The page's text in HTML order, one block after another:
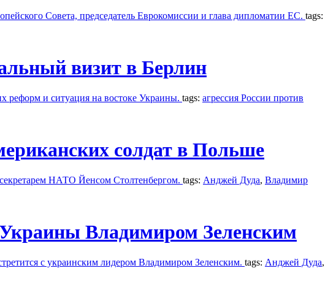
Совета, председатель Еврокомиссии и глава дипломатии ЕС. tags:
визит в Берлин
реформ и ситуация на востоке Украины. tags: агрессия России против
солдат в Польше
НАТО Йенсом Столтенбергом. tags: Анджей Дуда, Владимир
Украины Владимиром Зеленским
с украинским лидером Владимиром Зеленским. tags: Анджей Дуда,